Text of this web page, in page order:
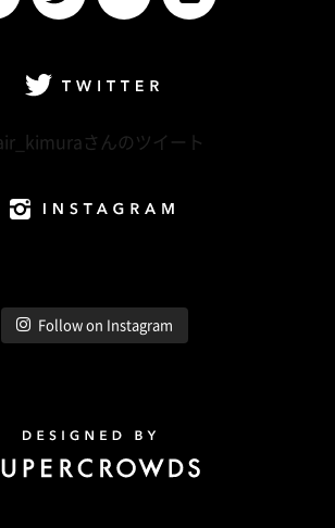
さんのツイート
Follow on Instagram